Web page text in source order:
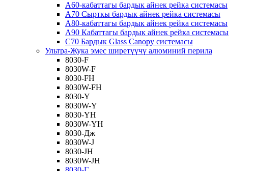
A60-кабаттагы бардык айнек рейка системасы
A70 Сырткы бардык айнек рейка системасы
A80-кабаттагы бардык айнек рейка системасы
A90 Кабаттагы бардык айнек рейка системасы
C70 Бардык Glass Canopy системасы
Ультра-Жука эмес ширетүүчү алюминий перила
8030-F
8030W-F
8030-FH
8030W-FH
8030-Y
8030W-Y
8030-YH
8030W-YH
8030-Дж
8030W-J
8030-JH
8030W-JH